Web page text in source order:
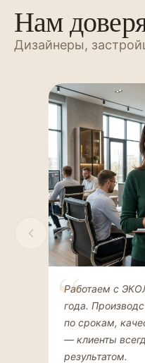
Нам
Дизайнеры,
Елена
ДИЗАЙНЕР
Работаем с
года.
по срокам,
— клиенты
результатом.